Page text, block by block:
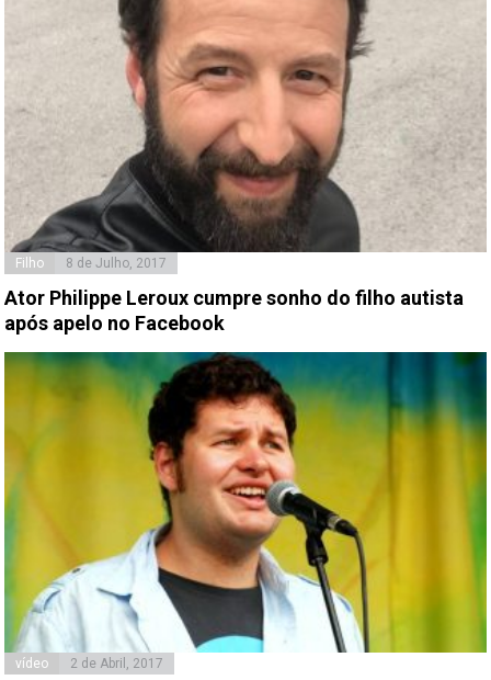
Filho 8 de Julho, 2017
Ator Philippe Leroux cumpre sonho do filho autista
após apelo no Facebook
vídeo 2 de Abril, 2017